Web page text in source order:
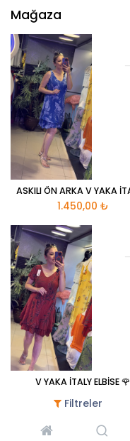
Filtreler
Mağaza
1.450,00 ₺
V YAKA İTALY ELBİSE 🌹
1.450,00